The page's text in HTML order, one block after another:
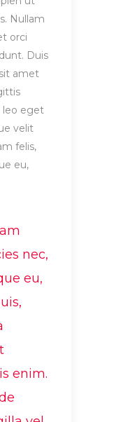
Nullam
orci
Duis
amet
leo eget
velit
felis,
eu,
nec,
eu,
enim.